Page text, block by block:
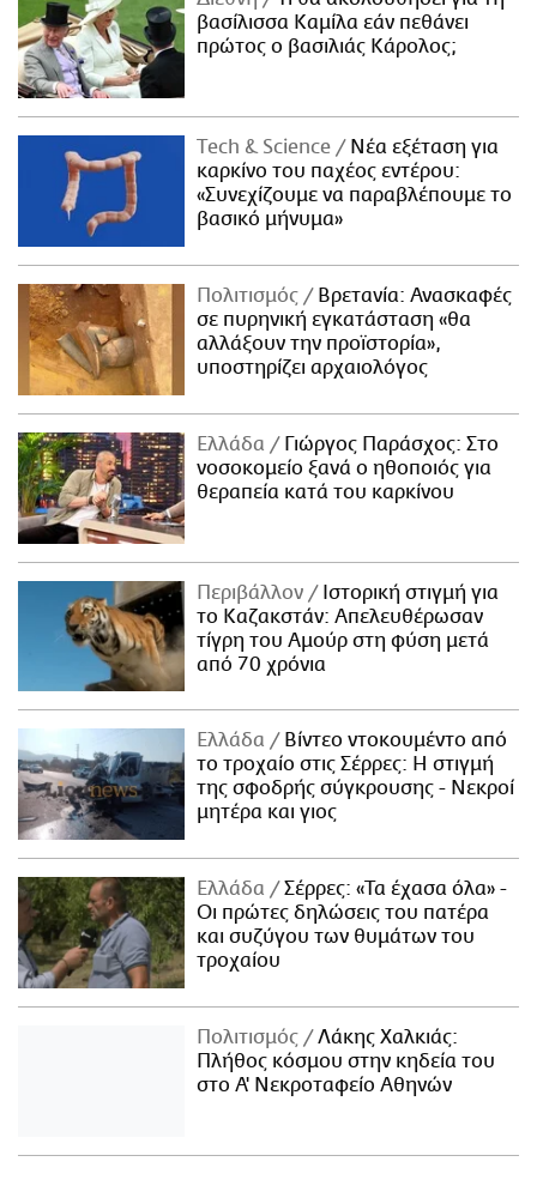
βασίλισσα Καμίλα εάν πεθάνει
πρώτος ο βασιλιάς Κάρολος;
Τech & Science
Νέα εξέταση για
καρκίνο του παχέος εντέρου:
«Συνεχίζουμε να παραβλέπουμε το
βασικό μήνυμα»
Πολιτισμός
Βρετανία: Ανασκαφές
σε πυρηνική εγκατάσταση «θα
αλλάξουν την προϊστορία»,
υποστηρίζει αρχαιολόγος
Ελλάδα
Γιώργος Παράσχος: Στο
νοσοκομείο ξανά ο ηθοποιός για
θεραπεία κατά του καρκίνου
Περιβάλλον
Ιστορική στιγμή για
το Καζακστάν: Απελευθέρωσαν
τίγρη του Αμούρ στη φύση μετά
από 70 χρόνια
Ελλάδα
Βίντεο ντοκουμέντο από
το τροχαίο στις Σέρρες: Η στιγμή
της σφοδρής σύγκρουσης - Νεκροί
μητέρα και γιος
Ελλάδα
Σέρρες: «Τα έχασα όλα» -
Οι πρώτες δηλώσεις του πατέρα
και συζύγου των θυμάτων του
τροχαίου
Πολιτισμός
Λάκης Χαλκιάς:
Πλήθος κόσμου στην κηδεία του
στο Α' Νεκροταφείο Αθηνών